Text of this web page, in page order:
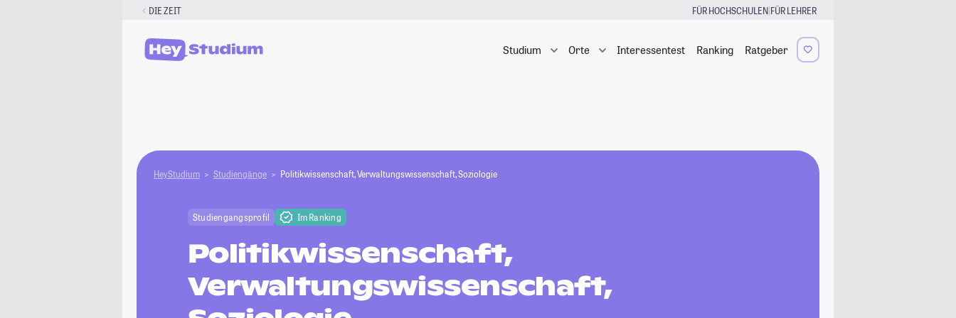
DIE ZEIT FÜR HOCHSCHULEN|FÜR LEHRER
Studium Orte Interessentest Ranking Ratgeber
HeyStudium Studiengänge Politikwissenschaft, Verwaltungswissenschaft, Soziologie
Studiengangsprofil Im Ranking
Politikwissenschaft,
Verwaltungswissenschaft,